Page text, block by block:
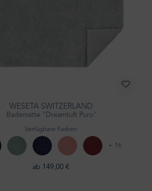
WESETA SWITZERLAND
Badematte "Dreamtuft Puro"
Verfügbare Farben:
+ 16
ab 149,00 €